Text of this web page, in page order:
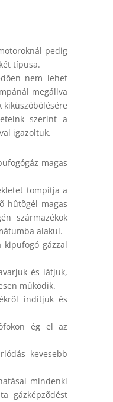
pedig
típusa.
nem lehet
megállva
szerint a
igazoltuk.
magas
tompítja a
hûtõgél magas
származékok
alakul.
gázzal
és látjuk,
mûködik.
indítjuk és
ég el az
kevesebb
mindenki
gázképzõdést